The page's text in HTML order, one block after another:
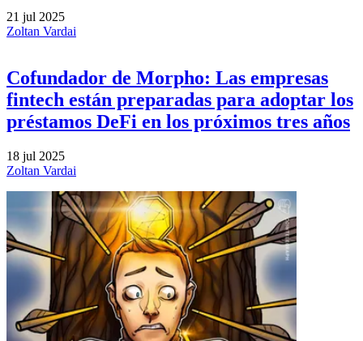
21 jul 2025
Zoltan Vardai
Cofundador de Morpho: Las empresas
fintech están preparadas para adoptar los
préstamos DeFi en los próximos tres años
18 jul 2025
Zoltan Vardai